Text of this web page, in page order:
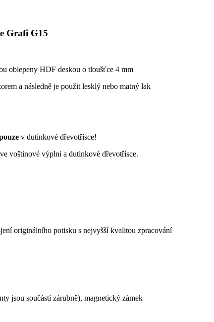
Grafi G15
oblepeny HDF deskou o tloušťce 4 mm
a následně je použit lesklý nebo matný lak
v dutinkové dřevotřísce!
voštinové výplni a dutinkové dřevotřísce.
originálního potisku s nejvyšší kvalitou zpracování
jsou součástí zárubně), magnetický zámek